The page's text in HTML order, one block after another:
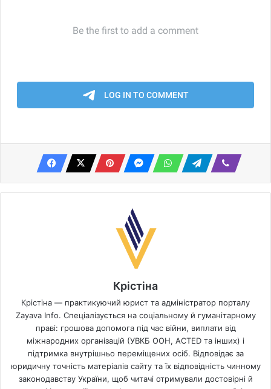
Крістіна
Крістіна — практикуючий юрист та адміністратор порталу
Zayava Info. Спеціалізується на соціальному й гуманітарному
праві: грошова допомога під час війни, виплати від
міжнародних організацій (УВКБ ООН, ACTED та інших) і
підтримка внутрішньо переміщених осіб. Відповідає за
юридичну точність матеріалів сайту та їх відповідність чинному
законодавству України, щоб читачі отримували достовірні й